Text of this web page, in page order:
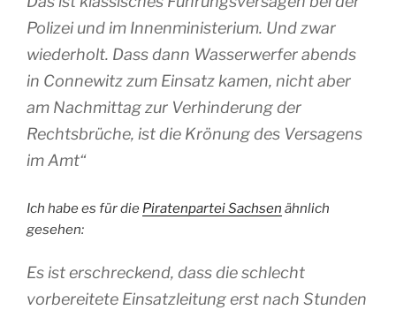
Polizei und im Innenministerium. Und zwar
wiederholt. Dass dann Wasserwerfer abends
in Connewitz zum Einsatz kamen, nicht aber
am Nachmittag zur Verhinderung der
Rechtsbrüche, ist die Krönung des Versagens
im Amt“
Ich habe es für die Piratenpartei Sachsen ähnlich
gesehen:
Es ist erschreckend, dass die schlecht
vorbereitete Einsatzleitung erst nach Stunden